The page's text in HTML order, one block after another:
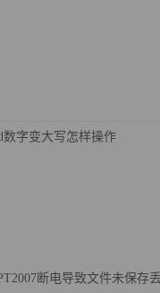
数字变大写怎样操作
断电导致文件未保存